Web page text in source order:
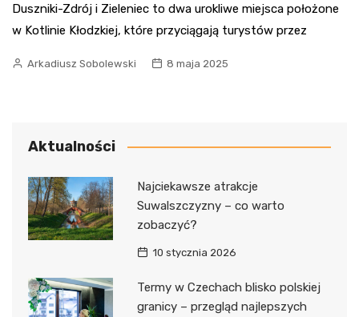
Duszniki-Zdrój i Zieleniec to dwa urokliwe miejsca położone
w Kotlinie Kłodzkiej, które przyciągają turystów przez
Arkadiusz Sobolewski 8 maja 2025
Aktualności
Najciekawsze atrakcje
Suwalszczyzny – co warto
zobaczyć?
10 stycznia 2026
Termy w Czechach blisko polskiej
granicy – przegląd najlepszych